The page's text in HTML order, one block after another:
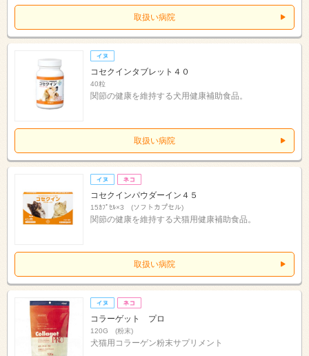
取扱い病院
コセクインタブレット４０
40粒
関節の健康を維持する犬用健康補助食品。
取扱い病院
コセクインパウダーイン４５
15ｶﾌﾟｾﾙ×3 (ソフトカプセル)
関節の健康を維持する犬猫用健康補助食品。
取扱い病院
コラーゲット プロ
120G (粉末)
犬猫用コラーゲン粉末サプリメント